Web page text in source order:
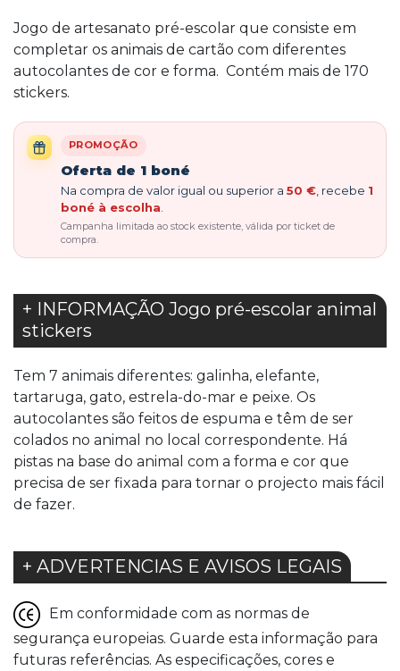
Jogo de artesanato pré-escolar que consiste em
completar os animais de cartão com diferentes
autocolantes de cor e forma. Contém mais de 170
stickers.
PROMOÇÃO
Oferta de 1 boné
Na compra de valor igual ou superior a 50 € , recebe 1
boné à escolha
Campanha limitada ao stock existente, válida por ticket de
compra.
+ INFORMAÇÃO Jogo pré-escolar animal
stickers
Tem 7 animais diferentes: galinha, elefante,
tartaruga, gato, estrela-do-mar e peixe. Os
autocolantes são feitos de espuma e têm de ser
colados no animal no local correspondente. Há
pistas na base do animal com a forma e cor que
precisa de ser fixada para tornar o projecto mais fácil
de fazer.
+ ADVERTENCIAS E AVISOS LEGAIS
Em conformidade com as normas de
segurança europeias. Guarde esta informação para
futuras referências. As especificações, cores e